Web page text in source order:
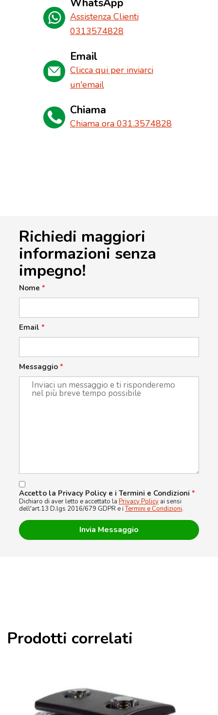
WhatsApp
Assistenza Clienti
0313574828
Email
Clicca qui per inviarci
un'email
Chiama
Chiama ora 031.3574828
Richiedi maggiori
informazioni senza
impegno!
Nome *
Email *
Messaggio *
Accetto la Privacy Policy e i Termini e Condizioni *
Dichiaro di aver letto e accettato la Privacy Policy ai sensi
dell'art.13 D.lgs 2016/679 GDPR e iTermini e Condizioni.
Prodotti correlati